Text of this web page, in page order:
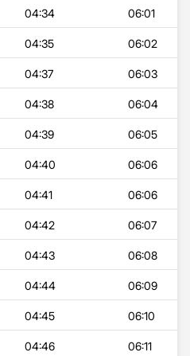
04:34 06:01
04:35 06:02
04:37 06:03
04:38 06:04
04:39 06:05
04:40 06:06
04:41 06:06
04:42 06:07
04:43 06:08
04:44 06:09
04:45 06:10
04:46 06:11